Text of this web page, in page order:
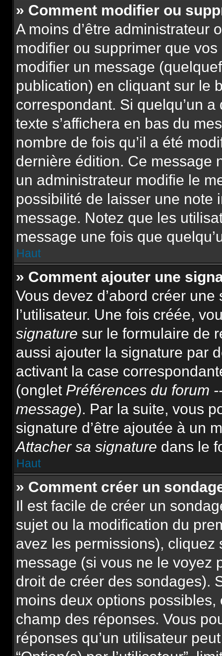
» Comment modifier ou
A moins d’être administrateur
modifier ou supprimer que
modifier un message
publication) en cliquant sur le
correspondant. Si quelqu’un
texte s’affichera en bas du
nombre de fois qu’il a été
dernière édition. Ce message
un administrateur modifie le
possibilité de laisser une note
message. Notez que les
message une fois que
Haut
» Comment ajouter une
Vous devez d’abord créer
l’utilisateur. Une fois créée,
signature sur le formulaire de
aussi ajouter la signature par
activant la case
(onglet Préférences du forum
message). Par la suite, vous
signature d’être ajoutée à un
Attacher sa signature dans le
Haut
» Comment créer un
Il est facile de créer un
sujet ou la modification du
avez les permissions), cliquez
message (si vous ne le voyez
droit de créer des sondages).
moins deux options
champ des réponses. Vous
réponses qu’un utilisateur